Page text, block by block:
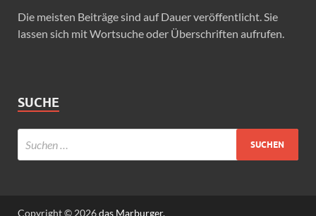
Die meisten Beiträge sind auf Dauer veröffentlicht. Sie
lassen sich mit Wortsuche oder Überschriften aufrufen.
SUCHE
Copyright © 2026das Marburger.